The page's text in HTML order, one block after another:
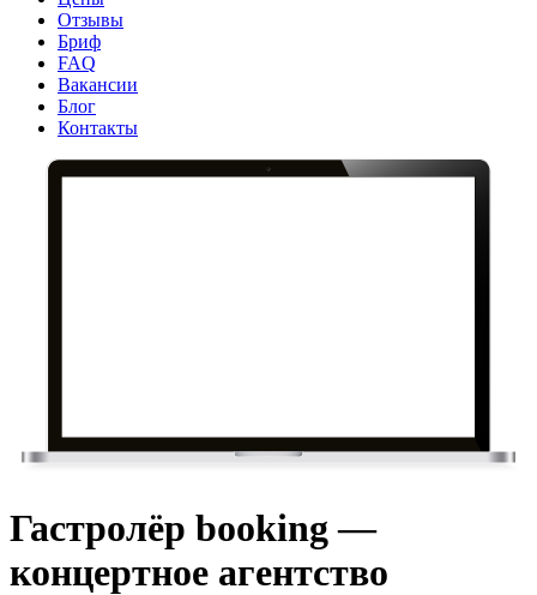
Отзывы
Бриф
FAQ
Вакансии
Блог
Контакты
Гастролёр booking —
концертное агентство